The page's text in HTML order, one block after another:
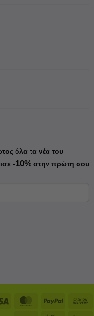
όλα τα νέα του
-10%στην πρώτη σου
Visa MasterCard
PayPal